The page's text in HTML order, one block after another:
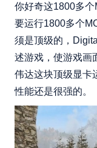
你好奇这1800多
要运行1800多个
须是顶级的，
述游戏，使游戏画
伟达这块顶级显卡
性能还是很强的。